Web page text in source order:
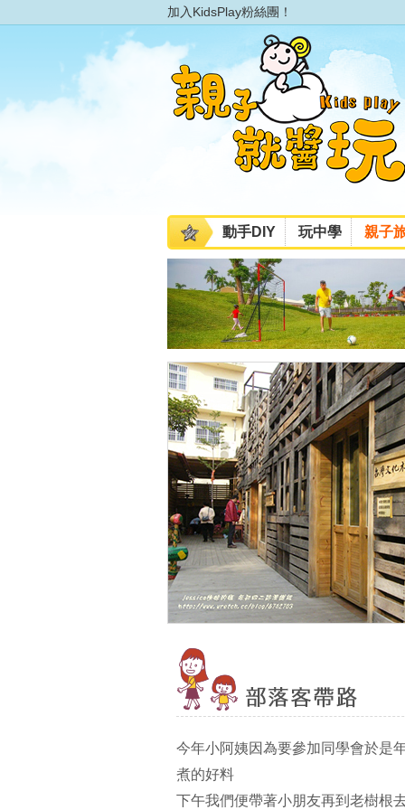
加入KidsPlay粉絲團！
動手DIY 玩中學 親子
今年小阿姨因為要參加同學會於是
煮的好料
下午我們便帶著小朋友再到老樹根